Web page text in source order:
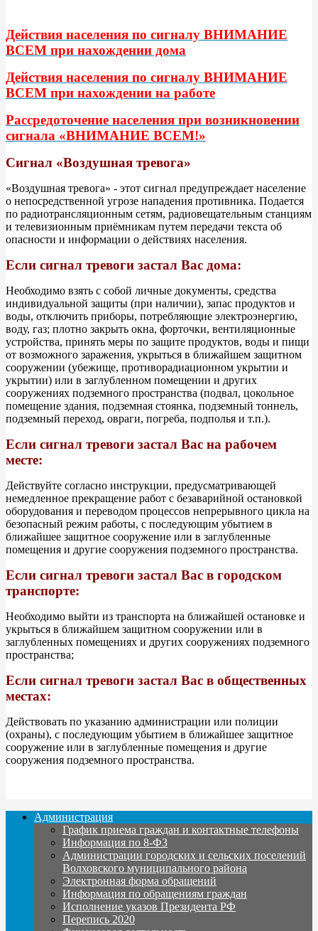
Действия населения по сигналу ВНИМАНИЕ
ВСЕМ при нахождении дома
Действия населения по сигналу ВНИМАНИЕ
ВСЕМ при нахождении на работе
Рассредоточение населения при возникновении
сигнала «ВНИМАНИЕ ВСЕМ!»
Сигнал «Воздушная тревога»
«Воздушная тревога» - этот сигнал предупреждает население
о непосредственной угрозе нападения противника. Подается
по радиотрансляционным сетям, радиовещательным станциям
и телевизионным приёмникам путем передачи текста об
опасности и информации о действиях населения.
Если сигнал тревоги застал Вас дома:
Необходимо взять с собой личные документы, средства
индивидуальной защиты (при наличии), запас продуктов и
воды, отключить приборы, потребляющие электроэнергию,
воду, газ; плотно закрыть окна, форточки, вентиляционные
устройства, принять меры по защите продуктов, воды и пищи
от возможного заражения, укрыться в ближайшем защитном
сооружении (убежище, противорадиационном укрытии и
укрытии) или в заглубленном помещении и других
сооружениях подземного пространства (подвал, цокольное
помещение здания, подземная стоянка, подземный тоннель,
подземный переход, овраги, погреба, подполья и т.п.).
Если сигнал тревоги застал Вас на рабочем
месте:
Действуйте согласно инструкции, предусматривающей
немедленное прекращение работ с безаварийной остановкой
оборудования и переводом процессов непрерывного цикла на
безопасный режим работы, с последующим убытием в
ближайшее защитное сооружение или в заглубленные
помещения и другие сооружения подземного пространства.
Если сигнал тревоги застал Вас в городском
транспорте:
Необходимо выйти из транспорта на ближайшей остановке и
укрыться в ближайшем защитном сооружении или в
заглубленных помещениях и других сооружениях подземного
пространства;
Если сигнал тревоги застал Вас в общественных
местах:
Действовать по указанию администрации или полиции
(охраны), с последующим убытием в ближайшее защитное
сооружение или в заглубленные помещения и другие
сооружения подземного пространства.
Администрация
График приема граждан и контактные телефоны
Информация по 8-ФЗ
Администрации городских и сельских поселений
Волховского муниципального района
Электронная форма обращений
Информация по обращениям граждан
Исполнение указов Президента РФ
Перепись 2020